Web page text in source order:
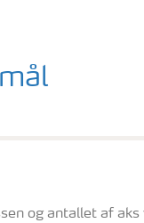
og antallet af